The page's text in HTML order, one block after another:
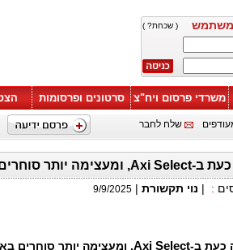
משתמש ( שכחת? )
משרדי פרסום ויח"צ סרטונים ופרסומות
שלח לחבר
:
| נוי תקשורת |
9/9/2025
כעת ב-Axi Select, ומעצימה יותר סוחרים